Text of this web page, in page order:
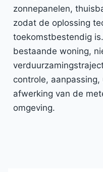
zonnepanelen,
zodat de oplossing
toekomstbestendig
bestaande woning,
controle,
afwerking van de
omgeving.